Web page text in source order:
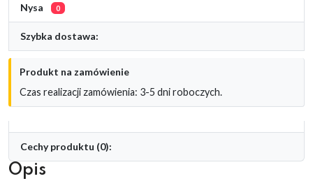
Nysa 0
Szybka dostawa:
Produkt na zamówienie
Czas realizacji zamówienia: 3-5 dni roboczych.
Cechy produktu (0):
Opis